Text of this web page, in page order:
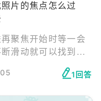
片的焦点怎么过
聚焦开始时等一会
滑动就可以找到焦
1回答